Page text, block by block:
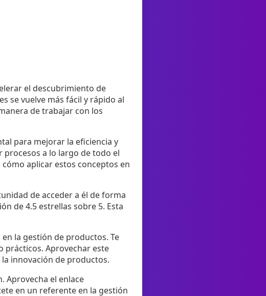
el descubrimiento de
se vuelve más fácil y rápido al
de trabajar con los
para mejorar la eficiencia y
a lo largo de todo el
aplicar estos conceptos en
de acceder a él de forma
de 4.5 estrellas sobre 5. Esta
la gestión de productos. Te
prácticos. Aprovechar este
innovación de productos.
Aprovecha el enlace
en un referente en la gestión